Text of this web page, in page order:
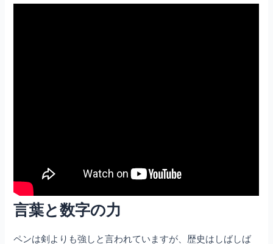
言葉と数字の力
ペンは剣よりも強しと言われていますが、歴史はしばしば